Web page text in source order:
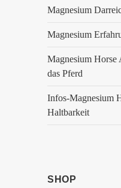
Magnesium
Magnesium
Magnesium
das Pferd
Infos-Magnesium
Haltbarkeit
SHOP